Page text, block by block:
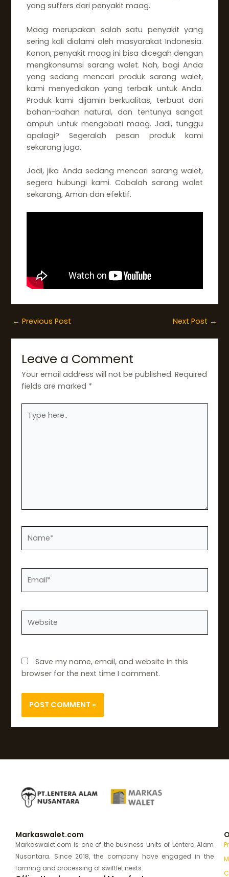
yang suffers dari penyakit maag.
Maag merupakan salah satu penyakit yang
sering kali dialami oleh masyarakat Indonesia.
Konon, penyakit maag ini bisa dicegah dengan
mengkonsumsi sarang walet. Nah, bagi Anda
yang sedang mencari produk sarang walet,
kami menyediakan yang terbaik untuk Anda.
Produk kami dijamin berkualitas, terbuat dari
bahan-bahan natural, dan tentunya sangat
ampuh untuk mengobati maag. Jadi, tunggu
apalagi? Segeralah pesan produk kami
sekarang juga.
Jadi, jika Anda sedang mencari sarang walet,
segera hubungi kami. Cobalah sarang walet
sekarang, Aman dan efektif.
← Previous Post Next Post →
Leave a Comment
Your email address will not be published. Required
fields are marked *
here..
Save my name, email, and website in this
browser for the next time I comment.
Markaswalet.com
Markaswalet.com is one of the business units of Lentera Alam
Nusantara. Since 2018, the company have engaged in the
farming and processing of swiftlet nests.